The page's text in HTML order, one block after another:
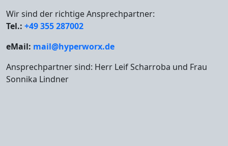
Wir sind der richtige Ansprechpartner:
Tel.: +49 355 287002
eMail: mail@hyperworx.de
Ansprechpartner sind: Herr Leif Scharroba und Frau
Sonnika Lindner